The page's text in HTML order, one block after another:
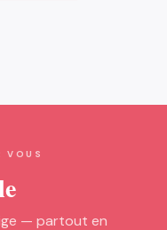
VOUS
— partout en